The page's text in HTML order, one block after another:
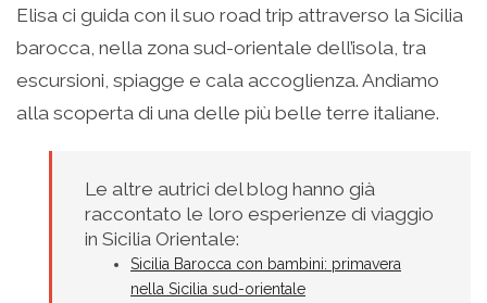
su
Facebook
apre
una
nuova
condividere
su
Twitter
(Si
in
una
nuova
finestra)
condividere
su
(Si
in
una
finestra)
condividere
su
LinkedIn
(Si
in
una
nuova
finestra)
stampare
(Si
apre
in
nuova
finestra)
Elisa ci guida con il suo road trip attraverso la Sicilia
barocca, nella zona sud-orientale dell’isola, tra
escursioni, spiagge e cala accoglienza. Andiamo
alla scoperta di una delle più belle terre italiane.
Le altre autrici del blog hanno già
raccontato le loro esperienze di viaggio
in Sicilia Orientale:
Sicilia Barocca con bambini: primavera
nella Sicilia sud-orientale